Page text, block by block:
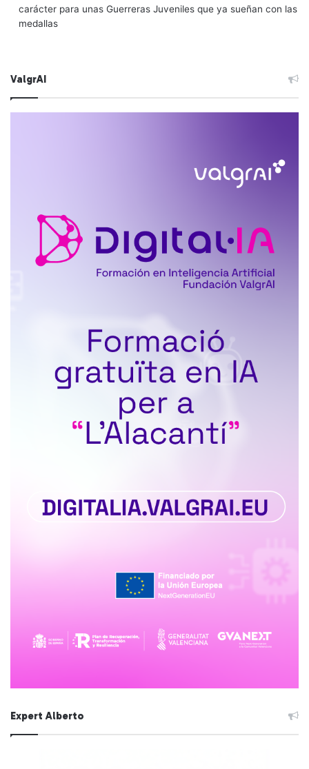
carácter para unas Guerreras Juveniles que ya sueñan con las
medallas
ValgrAI
Expert Alberto